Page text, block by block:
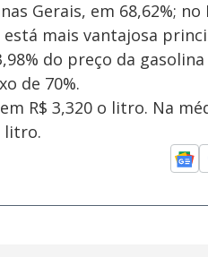
Gerais, em 68,62%; no
está mais vantajosa
do preço da gasolina
de 70%.
R$ 3,320 o litro. Na
litro.